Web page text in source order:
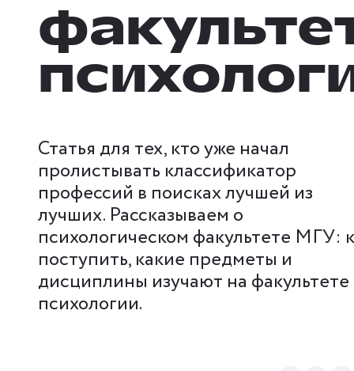
Статья для тех, кто уже начал
пролистывать классификатор
профессий в поисках лучшей из
лучших. Рассказываем о
психологическом факультете МГУ:
поступить, какие предметы и
дисциплины изучают на факультете
психологии.